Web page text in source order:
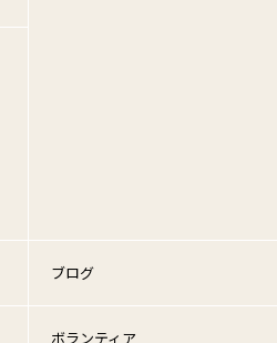
ブログ
ボランティア